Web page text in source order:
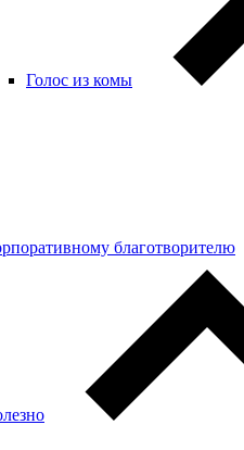
Голос из комы
благотворителю